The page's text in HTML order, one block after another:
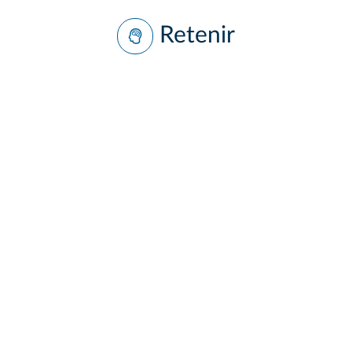
Retenir